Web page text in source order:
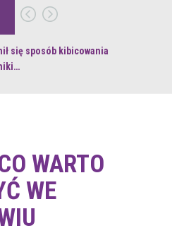
się sposób kibicowania
WARTO
WE